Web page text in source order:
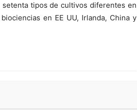
tipos de cultivos diferentes en
en EE UU, Irlanda, China y